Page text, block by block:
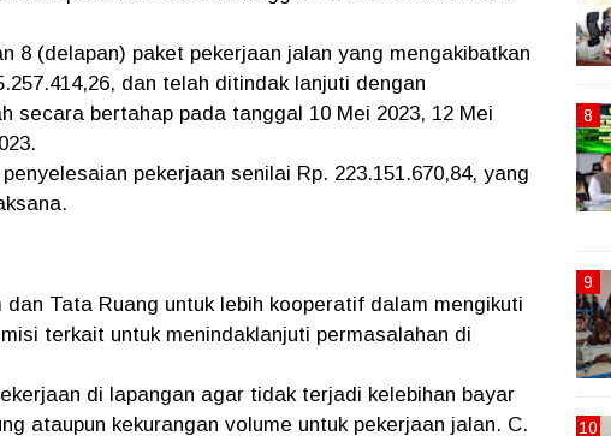
8 (delapan) paket pekerjaan jalan yang mengakibatkan
dan telah ditindak lanjuti dengan
secara bertahap pada tanggal 10 Mei 2023, 12 Mei
pekerjaan senilai Rp. 223.151.670,84, yang
dan Tata Ruang untuk lebih kooperatif dalam mengikuti
terkait untuk menindaklanjuti permasalahan di
di lapangan agar tidak terjadi kelebihan bayar
ataupun kekurangan volume untuk pekerjaan jalan. C.